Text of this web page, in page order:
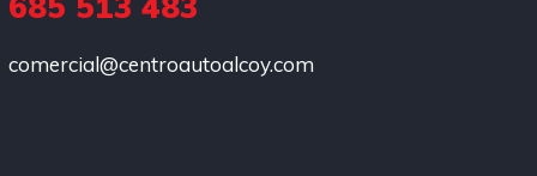
comercial@centroautoalcoy.com